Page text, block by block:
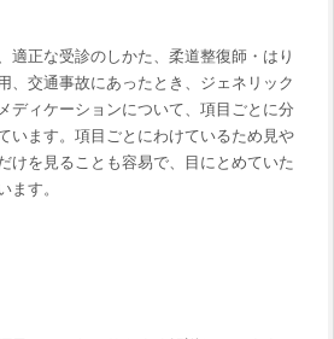
適正な受診のしかた、柔道整復師・はり
、交通事故にあったとき、ジェネリック
ディケーションについて、項目ごとに分
います。項目ごとにわけているため見や
けを見ることも容易で、目にとめていた
ます。